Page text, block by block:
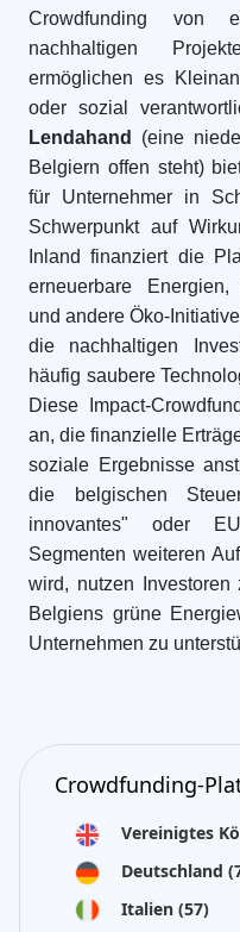
Crowdfunding von
nachhaltigen
ermöglichen es
oder sozial
Lendahand
(eine
Belgiern offen steht)
für Unternehmer in
Schwerpunkt auf
Inland finanziert die
erneuerbare
und andere Öko-
die nachhaltigen
häufig saubere
Diese Impact-
an, die finanzielle
soziale Ergebnisse
die belgischen
innovantes" oder
Segmenten weiteren
wird, nutzen Investoren
Belgiens grüne
Unternehmen zu
Crowdfunding-
Vereinigtes
Deutschland
Italien (57)